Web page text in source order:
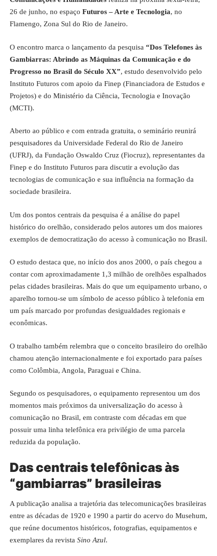
26 de junho, no espaço Futuros – Arte e Tecnologia, no
Flamengo, Zona Sul do Rio de Janeiro.
O encontro marca o lançamento da pesquisa “Dos Telefones às
Gambiarras: Abrindo as Máquinas da Comunicação e do
Progresso no Brasil do Século XX”, estudo desenvolvido pelo
Instituto Futuros com apoio da Finep (Financiadora de Estudos e
Projetos) e do Ministério da Ciência, Tecnologia e Inovação
(MCTI).
Aberto ao público e com entrada gratuita, o seminário reunirá
pesquisadores da Universidade Federal do Rio de Janeiro
(UFRJ), da Fundação Oswaldo Cruz (Fiocruz), representantes da
Finep e do Instituto Futuros para discutir a evolução das
tecnologias de comunicação e sua influência na formação da
sociedade brasileira.
Um dos pontos centrais da pesquisa é a análise do papel
histórico do orelhão, considerado pelos autores um dos maiores
exemplos de democratização do acesso à comunicação no Brasil.
O estudo destaca que, no início dos anos 2000, o país chegou a
contar com aproximadamente 1,3 milhão de orelhões espalhados
pelas cidades brasileiras. Mais do que um equipamento urbano, o
aparelho tornou-se um símbolo de acesso público à telefonia em
um país marcado por profundas desigualdades regionais e
econômicas.
O trabalho também relembra que o conceito brasileiro do orelhão
chamou atenção internacionalmente e foi exportado para países
como Colômbia, Angola, Paraguai e China.
Segundo os pesquisadores, o equipamento representou um dos
momentos mais próximos da universalização do acesso à
comunicação no Brasil, em contraste com décadas em que
possuir uma linha telefônica era privilégio de uma parcela
reduzida da população.
Das centrais telefônicas às
“gambiarras” brasileiras
A publicação analisa a trajetória das telecomunicações brasileiras
entre as décadas de 1920 e 1990 a partir do acervo do Musehum,
que reúne documentos históricos, fotografias, equipamentos e
exemplares da revista Sino Azul.